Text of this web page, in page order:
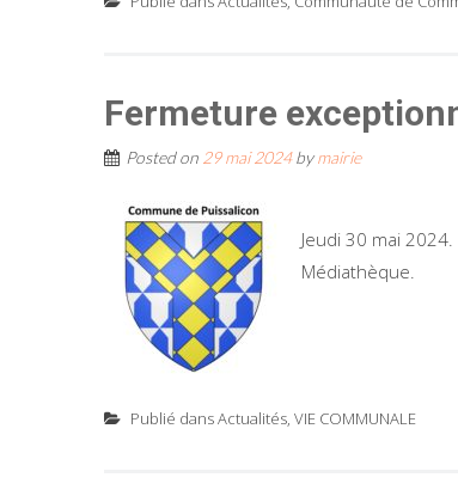
Fermeture
Posted on 29 mai 2024bymairie
Jeudi 30 mai
Médiathèque.
Publié dansActualités, VIE COMMUNALE